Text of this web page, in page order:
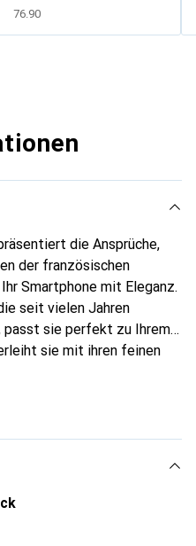
CHF
76.90
die Ansprüche,
der französischen
Smartphone mit Eleganz.
seit vielen Jahren
passt sie perfekt zu Ihrem
sie mit ihren feinen
Accessoire.
Wahl für eine